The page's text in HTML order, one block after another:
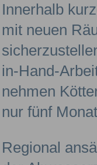
Innerhalb
mit neuen
in-Hand-
nehmen
nur fünf
Regional